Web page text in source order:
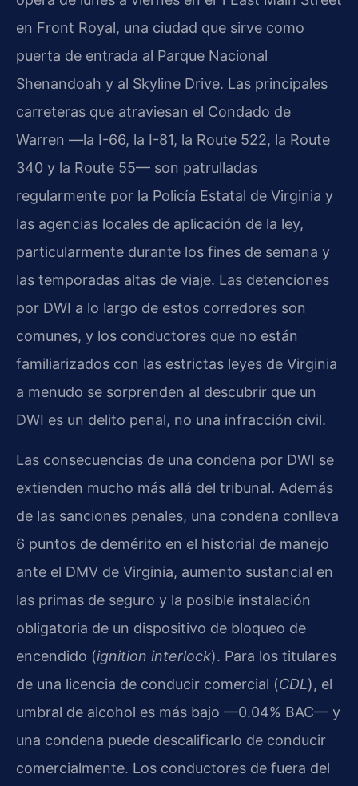
en Front Royal, una ciudad que sirve como
puerta de entrada al Parque Nacional
Shenandoah y al Skyline Drive. Las principales
carreteras que atraviesan el Condado de
Warren —la I-66, la I-81, la Route 522, la Route
340 y la Route 55— son patrulladas
regularmente por la Policía Estatal de Virginia y
las agencias locales de aplicación de la ley,
particularmente durante los fines de semana y
las temporadas altas de viaje. Las detenciones
por DWI a lo largo de estos corredores son
comunes, y los conductores que no están
familiarizados con las estrictas leyes de Virginia
a menudo se sorprenden al descubrir que un
DWI es un delito penal, no una infracción civil.
Las consecuencias de una condena por DWI se
extienden mucho más allá del tribunal. Además
de las sanciones penales, una condena conlleva
6 puntos de demérito en el historial de manejo
ante el DMV de Virginia, aumento sustancial en
las primas de seguro y la posible instalación
obligatoria de un dispositivo de bloqueo de
encendido (ignition interlock). Para los titulares
de una licencia de conducir comercial (CDL), el
umbral de alcohol es más bajo —0.04% BAC— y
una condena puede descalificarlo de conducir
comercialmente. Los conductores de fuera del